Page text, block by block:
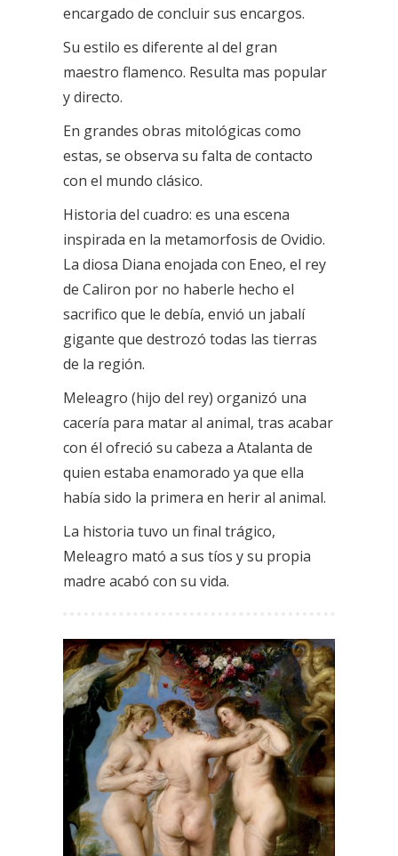
encargado de concluir sus encargos.
Su estilo es diferente al del gran
maestro flamenco. Resulta mas popular
y directo.
En grandes obras mitológicas como
estas, se observa su falta de contacto
con el mundo clásico.
Historia del cuadro: es una escena
inspirada en la metamorfosis de Ovidio.
La diosa Diana enojada con Eneo, el rey
de Caliron por no haberle hecho el
sacrifico que le debía, envió un jabalí
gigante que destrozó todas las tierras
de la región.
Meleagro (hijo del rey) organizó una
cacería para matar al animal, tras acabar
con él ofreció su cabeza a Atalanta de
quien estaba enamorado ya que ella
había sido la primera en herir al animal.
La historia tuvo un final trágico,
Meleagro mató a sus tíos y su propia
madre acabó con su vida.